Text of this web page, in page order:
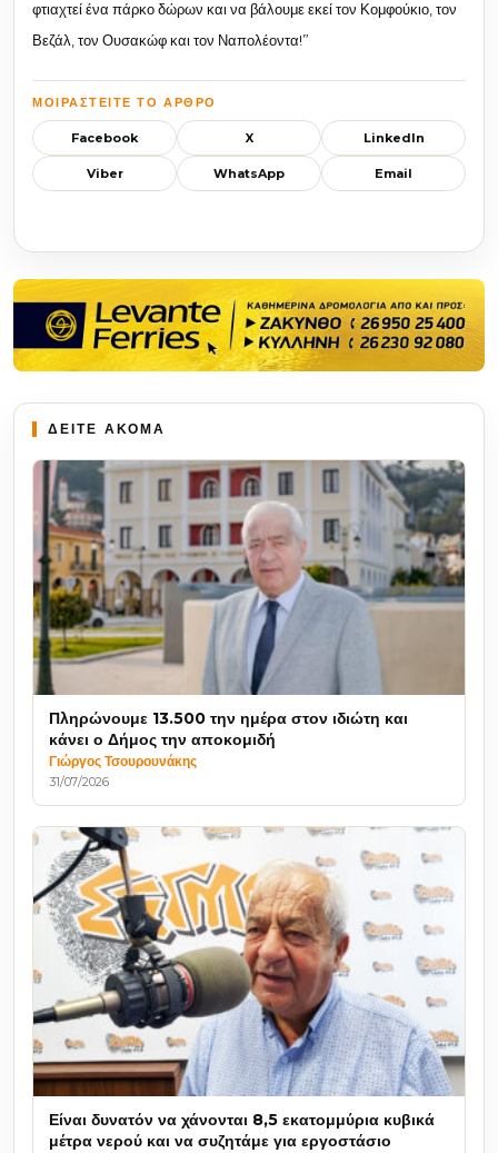
φτιαχτεί ένα πάρκο δώρων και να βάλουμε εκεί τον Κομφούκιο, τον
Βεζάλ, τον Ουσακώφ και τον Ναπολέοντα!”
ΜΟΙΡΑΣΤΕΊΤΕ ΤΟ ΆΡΘΡΟ
Facebook X LinkedIn
Viber WhatsApp Email
ΔΕΙΤΕ ΑΚΟΜΑ
Πληρώνουμε 13.500 την ημέρα στον ιδιώτη και
κάνει ο Δήμος την αποκομιδή
Γιώργος Τσουρουνάκης
31/07/2026
Είναι δυνατόν να χάνονται 8,5 εκατομμύρια κυβικά
μέτρα νερού και να συζητάμε για εργοστάσιο